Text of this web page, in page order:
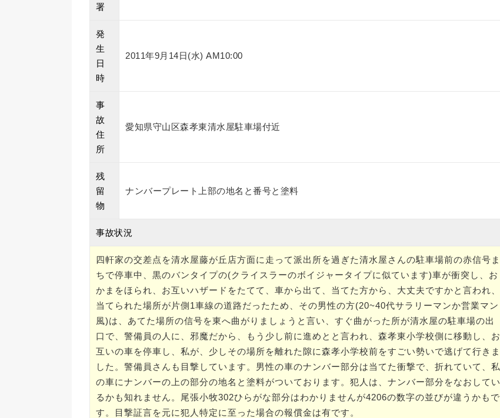
署
発
生
日
時
2011年9月14日(水) AM10:00
事
故
住
所
愛知県守山区森孝東清水屋駐車場付近
残
留
物
ナンバープレート上部の地名と番号と塗料
事故状況
四軒家の交差点を清水屋藤が丘店方面に走って派出所を過ぎた清水屋さんの駐車場前の赤信号ま
ちで停車中、黒のバンタイプの(クライスラーのボイジャータイプに似ています)車が衝突し、お
かまをほられ、お互いハザードをたてて、車から出て、当てた方から、大丈夫ですかと言われ、
当てられた場所が片側1車線の道路だったため、その男性の方(20~40代サラリーマンか営業マン
風)は、あてた場所の信号を東へ曲がりましょうと言い、すぐ曲がった所が清水屋の駐車場の出
口で、警備員の人に、邪魔だから、もう少し前に進めとと言われ、森孝東小学校側に移動し、お
互いの車を停車し、私が、少しその場所を離れた隙に森孝小学校前をすごい勢いで逃げて行きま
した。警備員さんも目撃しています。男性の車のナンバー部分は当てた衝撃で、折れていて、私
の車にナンバーの上の部分の地名と塗料がついております。犯人は、ナンバー部分をなおしてい
るかも知れません。尾張小牧302ひらがな部分はわかりませんが4206の数字の並びが違うかもで
す。目撃証言を元に犯人特定に至った場合の報償金は有です。